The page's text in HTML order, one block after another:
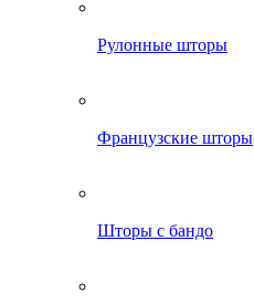
Рулонные шторы
Французские шторы
Шторы с бандо